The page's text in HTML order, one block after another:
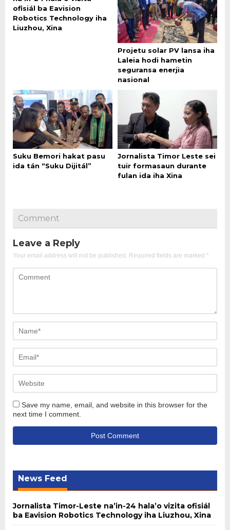
ofisiál ba Eavision
Robotics Technology iha
Liuzhou, Xina
Projetu solar PV lansa iha
Laleia hodi hametin
seguransa enerjia
nasional
Suku Bemori hakat pasu
ida tán “Suku Dijitál”
Jornalista Timor Leste sei
tuir formasaun durante
fulan ida iha Xina
Comment
Leave a Reply
Your email address will not be published. Required fields are marked *
Save my name, email, and website in this browser for the
next time I comment.
News Feed
Jornalista Timor-Leste na’in-24 hala’o vizita ofisiál
ba Eavision Robotics Technology iha Liuzhou, Xina